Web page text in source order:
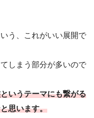
う、これがいい展開で
しまう部分が多いので
いうテーマにも繋がる
思います。